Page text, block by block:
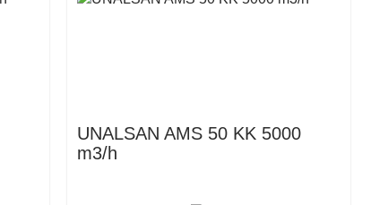
UNALSAN AMS 50 KK 5000
m3/h